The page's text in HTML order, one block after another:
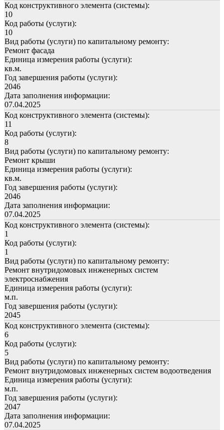
Код конструктивного элемента (системы):
10
Код работы (услуги):
10
Вид работы (услуги) по капитальному ремонту:
Ремонт фасада
Единица измерения работы (услуги):
кв.м.
Год завершения работы (услуги):
2046
Дата заполнения информации:
07.04.2025
Код конструктивного элемента (системы):
11
Код работы (услуги):
8
Вид работы (услуги) по капитальному ремонту:
Ремонт крыши
Единица измерения работы (услуги):
кв.м.
Год завершения работы (услуги):
2046
Дата заполнения информации:
07.04.2025
Код конструктивного элемента (системы):
1
Код работы (услуги):
1
Вид работы (услуги) по капитальному ремонту:
Ремонт внутридомовых инженерных систем
электроснабжения
Единица измерения работы (услуги):
м.п.
Год завершения работы (услуги):
2045
Код конструктивного элемента (системы):
6
Код работы (услуги):
5
Вид работы (услуги) по капитальному ремонту:
Ремонт внутридомовых инженерных систем водоотведения
Единица измерения работы (услуги):
м.п.
Год завершения работы (услуги):
2047
Дата заполнения информации:
07.04.2025